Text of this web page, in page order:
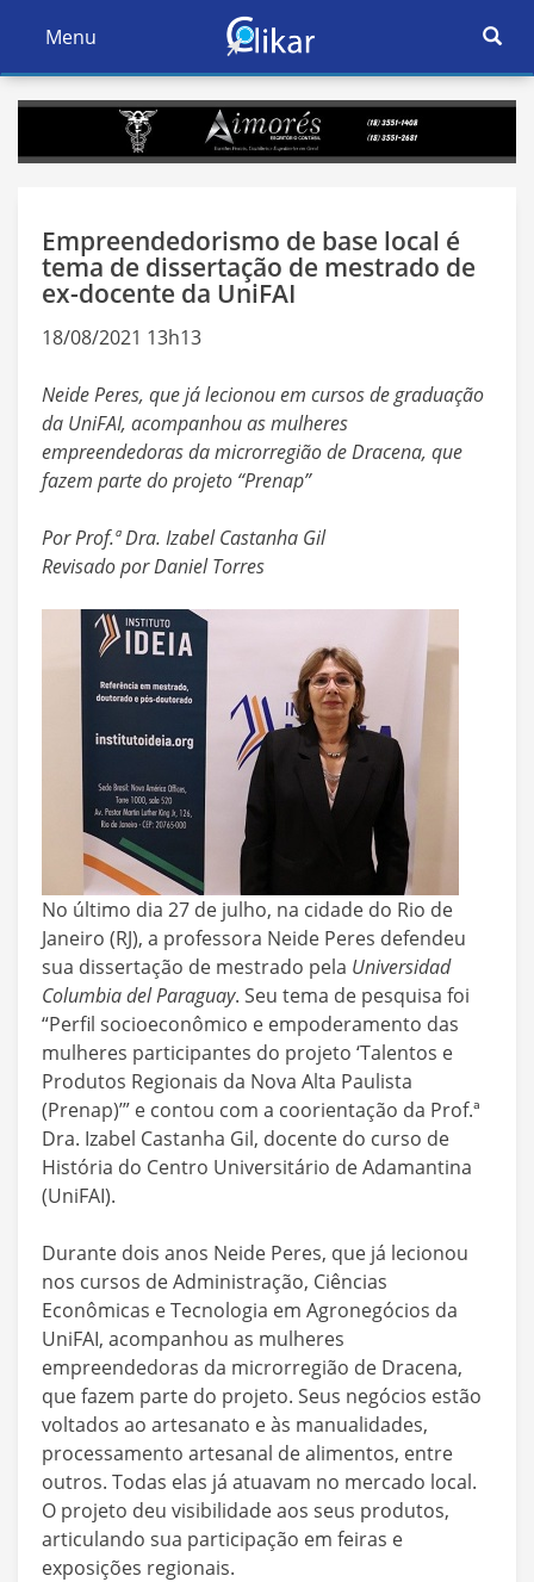
Ativar
Navegação
Menu
Ativar
Empreendedorismo de base local é
tema de dissertação de mestrado de
ex-docente da UniFAI
18/08/2021 13h13
Neide Peres, que já lecionou em cursos de graduação
da UniFAI, acompanhou as mulheres
empreendedoras da microrregião de Dracena, que
fazem parte do projeto “Prenap”
Por Prof.ª Dra. Izabel Castanha Gil
Revisado por Daniel Torres
No último dia 27 de julho, na cidade do Rio de
Janeiro (RJ), a professora Neide Peres defendeu
sua dissertação de mestrado pela Universidad
Columbia del Paraguay. Seu tema de pesquisa foi
“Perfil socioeconômico e empoderamento das
mulheres participantes do projeto ‘Talentos e
Produtos Regionais da Nova Alta Paulista
(Prenap)’” e contou com a coorientação da Prof.ª
Dra. Izabel Castanha Gil, docente do curso de
História do Centro Universitário de Adamantina
(UniFAI).
Durante dois anos Neide Peres, que já lecionou
nos cursos de Administração, Ciências
Econômicas e Tecnologia em Agronegócios da
UniFAI, acompanhou as mulheres
empreendedoras da microrregião de Dracena,
que fazem parte do projeto. Seus negócios estão
voltados ao artesanato e às manualidades,
processamento artesanal de alimentos, entre
outros. Todas elas já atuavam no mercado local.
O projeto deu visibilidade aos seus produtos,
articulando sua participação em feiras e
exposições regionais.